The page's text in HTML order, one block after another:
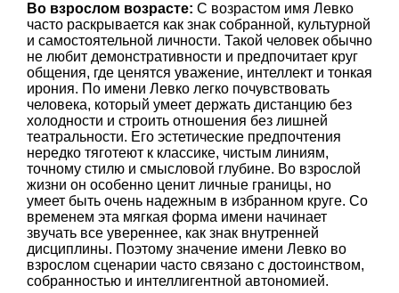
Во взрослом возрасте: С возрастом имя Левко
часто раскрывается как знак собранной, культурной
и самостоятельной личности. Такой человек обычно
не любит демонстративности и предпочитает круг
общения, где ценятся уважение, интеллект и тонкая
ирония. По имени Левко легко почувствовать
человека, который умеет держать дистанцию без
холодности и строить отношения без лишней
театральности. Его эстетические предпочтения
нередко тяготеют к классике, чистым линиям,
точному стилю и смысловой глубине. Во взрослой
жизни он особенно ценит личные границы, но
умеет быть очень надежным в избранном круге. Со
временем эта мягкая форма имени начинает
звучать все увереннее, как знак внутренней
дисциплины. Поэтому значение имени Левко во
взрослом сценарии часто связано с достоинством,
собранностью и интеллигентной автономией.